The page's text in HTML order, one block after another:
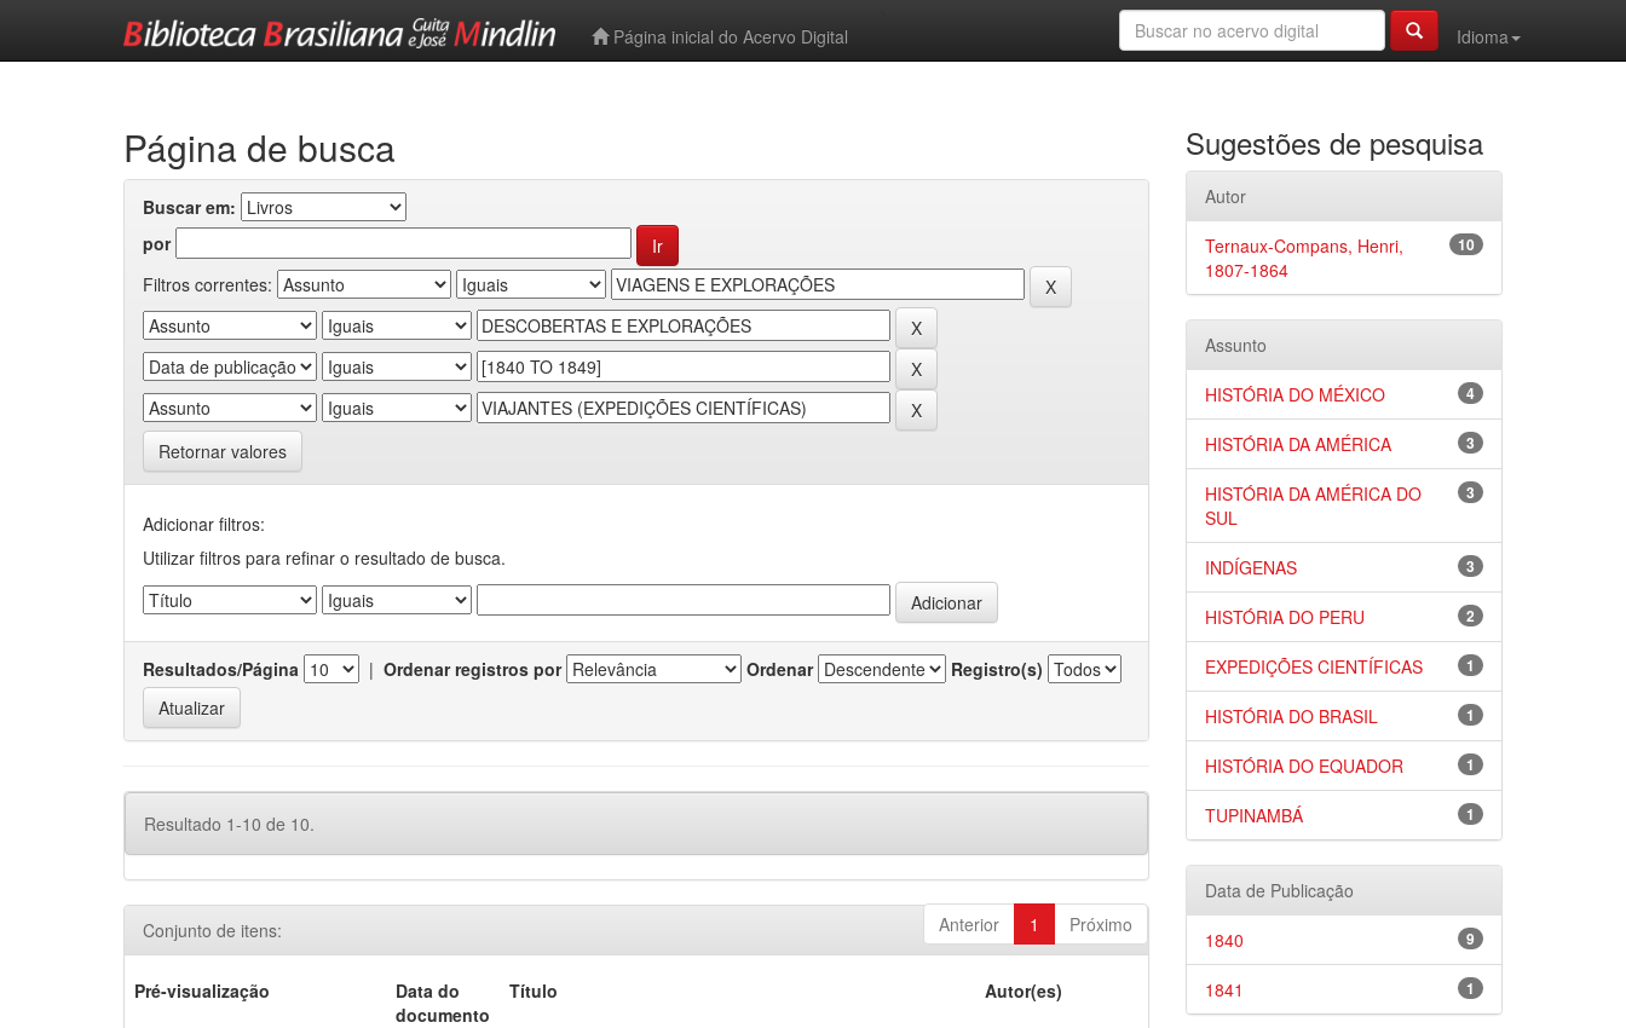
Página inicial do Acervo Digital
Idioma
Página de busca
Buscar em:
por
Filtros correntes:
Retornar valores
Adicionar filtros:
Utilizar filtros para refinar o resultado de busca.
Resultados/Página | Ordenar registros por Ordenar Registro(s)
Resultado 1-10 de 10.
Anterior 1 Próximo
Conjunto de itens:
Pré-visualização
Data do
documento
Título Autor(es)
Sugestões de pesquisa
Autor
10
Ternaux-Compans, Henri,
1807-1864
Assunto
4
HISTÓRIA DO MÉXICO
3
HISTÓRIA DA AMÉRICA
3
HISTÓRIA DA AMÉRICA DO
SUL
3
INDÍGENAS
2
HISTÓRIA DO PERU
1
EXPEDIÇÕES CIENTÍFICAS
1
HISTÓRIA DO BRASIL
1
HISTÓRIA DO EQUADOR
1
TUPINAMBÁ
Data de Publicação
9
1840
1
1841